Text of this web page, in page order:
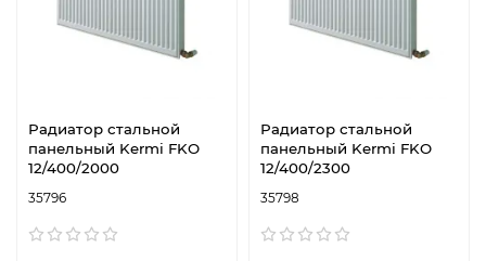
Радиатор стальной
панельный Kermi FKO
12/400/2000
35796
Радиатор стальной
панельный Kermi FKO
12/400/2300
35798